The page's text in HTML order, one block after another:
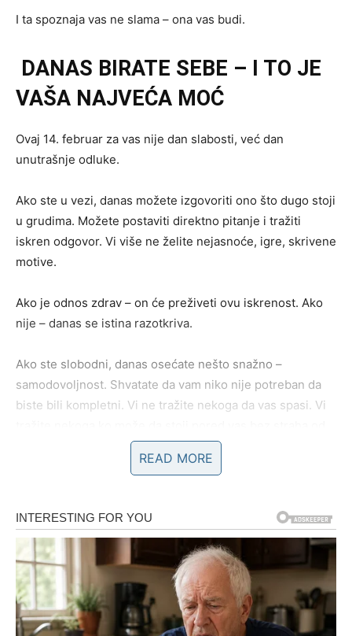
I ta spoznaja vas ne slama – ona vas budi.
DANAS BIRATE SEBE – I TO JE
VAŠA NAJVEĆA MOĆ
Ovaj 14. februar za vas nije dan slabosti, već dan
unutrašnje odluke.
Ako ste u vezi, danas možete izgovoriti ono što dugo stoji
u grudima. Možete postaviti direktno pitanje i tražiti
iskren odgovor. Vi više ne želite nejasnoće, igre, skrivene
motive.
Ako je odnos zdrav – on će preživeti ovu iskrenost. Ako
nije – danas se istina razotkriva.
Ako ste slobodni, danas osećate nešto snažno –
samodovoljnost. Shvatate da vam niko nije potreban da
biste bili kompletni. Vi ne tražite nekoga da vas spasi. Vi
VAŠA NEZAVISNOST JE VAŠ
ŠTIT
Škorpija kada odluči da zatvori vrata – to nije impuls. To je
konačna odluka.
READ MORE